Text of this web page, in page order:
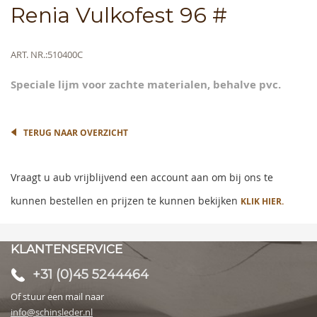
Renia Vulkofest 96 #
Meer
ART. NR. 510400C
Speciale lijm voor zachte materialen, behalve pvc.
Skip
to
the
images
TERUG NAAR OVERZICHT
Vraagt u aub vrijblijvend een account aan om bij ons te
kunnen bestellen en prijzen te kunnen bekijken KLIK HIER.
KLANTENSERVICE
+31 (0)45 5244464
Of stuur een mail naar
info@schinsleder.nl